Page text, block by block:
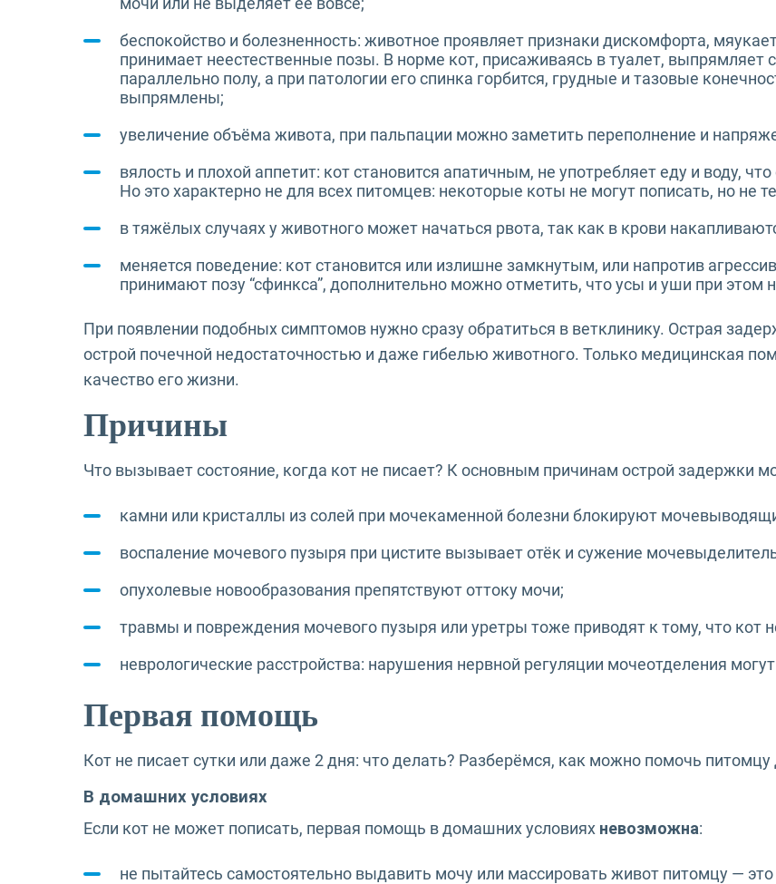
беспокойство и болезненность: животное проявляет признаки дискомфорта,
принимает неестественные позы. В норме кот, присаживаясь в туалет, выпрямляет
параллельно полу, а при патологии его спинка горбится, грудные и тазовые
выпрямлены;
увеличение объёма живота, при пальпации можно заметить переполнение и
вялость и плохой аппетит: кот становится апатичным, не употребляет еду и воду,
Но это характерно не для всех питомцев: некоторые коты не могут пописать, но не
в тяжёлых случаях у животного может начаться рвота, так как в крови
меняется поведение: кот становится или излишне замкнутым, или напротив
принимают позу “сфинкса”, дополнительно можно отметить, что усы и уши при этом
При появлении подобных симптомов нужно сразу обратиться в ветклинику. Острая
острой почечной недостаточностью и даже гибелью животного. Только медицинская
качество его жизни.
Причины
Что вызывает состояние, когда кот не писает? К основным причинам острой задержки
камни или кристаллы из солей при мочекаменной болезни блокируют
воспаление мочевого пузыря при цистите вызывает отёк и сужение
опухолевые новообразования препятствуют оттоку мочи;
травмы и повреждения мочевого пузыря или уретры тоже приводят к тому, что кот
неврологические расстройства: нарушения нервной регуляции мочеотделения
Первая помощь
Кот не писает сутки или даже 2 дня: что делать? Разберёмся, как можно помочь
В домашних условиях
Если кот не может пописать, первая помощь в домашних условиях невозможна:
не пытайтесь самостоятельно выдавить мочу или массировать живот питомцу —